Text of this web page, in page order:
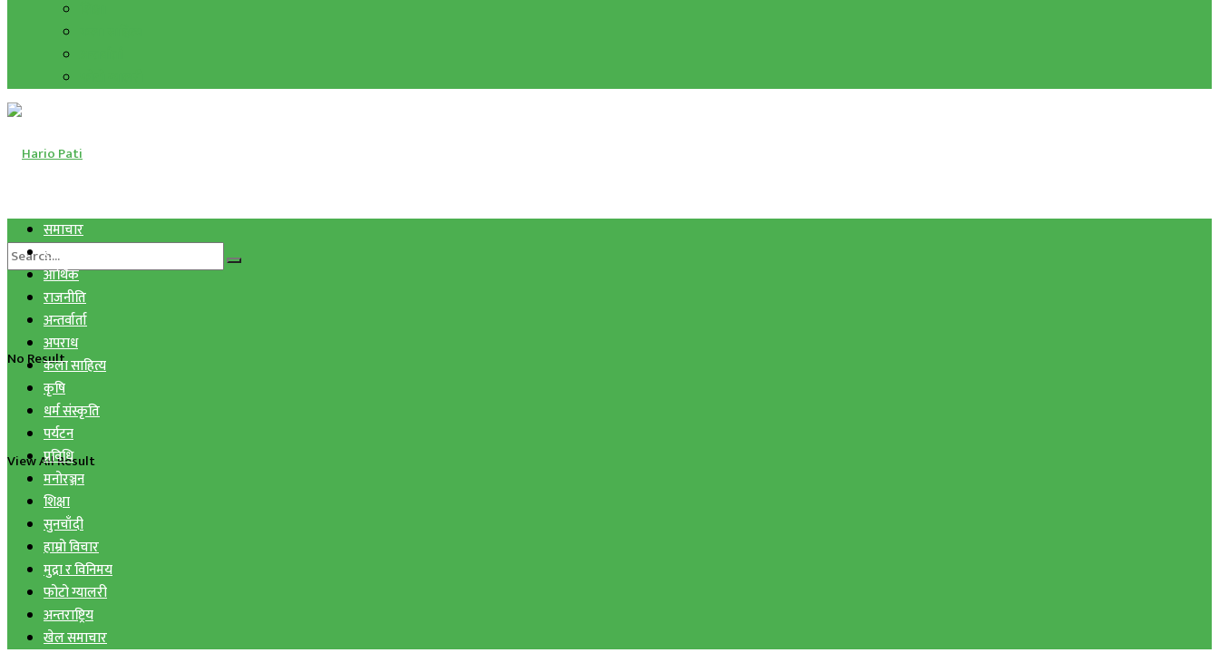
No Result
View All Result
समाचार
स्वास्थ्य
आर्थिक
राजनीति
अन्तर्वार्ता
अपराध
कला साहित्य
कृषि
धर्म संस्कृति
पर्यटन
प्रविधि
मनोरञ्जन
शिक्षा
सुनचाँदी
हाम्रो विचार
मुद्रा र विनिमय
फोटो ग्यालरी
अन्तराष्ट्रिय
खेल समाचार